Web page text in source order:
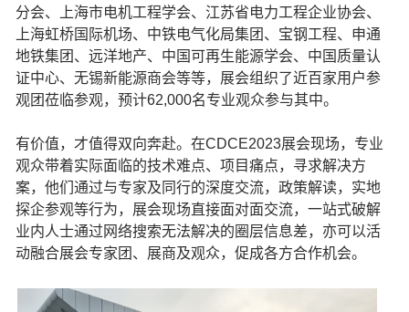
分会、上海市电机工程学会、江苏省电力工程企业协会、
上海虹桥国际机场、中铁电气化局集团、宝钢工程、申通
地铁集团、远洋地产、中国可再生能源学会、中国质量认
证中心、无锡新能源商会等等，展会组织了近百家用户参
观团莅临参观，预计62,000名专业观众参与其中。
有价值，才值得双向奔赴。在CDCE2023展会现场，专业
观众带着实际面临的技术难点、项目痛点，寻求解决方
案，他们通过与专家及同行的深度交流，政策解读，实地
探企参观等行为，展会现场直接面对面交流，一站式破解
业内人士通过网络搜索无法解决的圈层信息差，亦可以活
动融合展会专家团、展商及观众，促成各方合作机会。